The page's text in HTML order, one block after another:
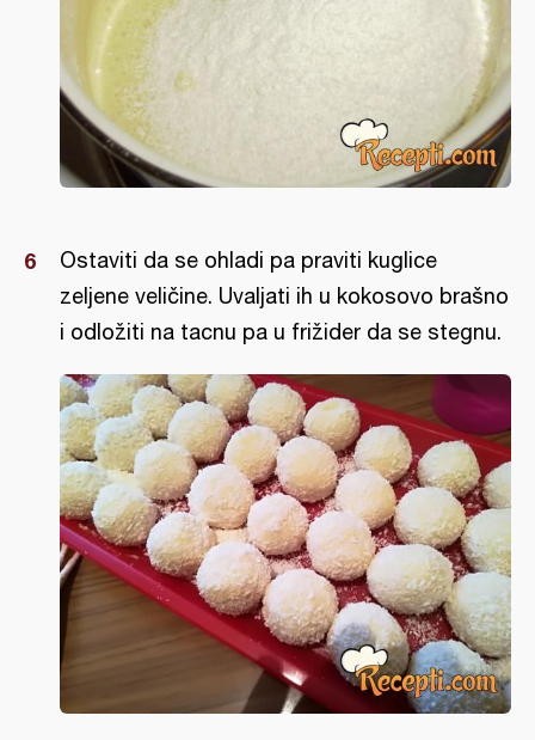
Ostaviti da se ohladi pa praviti kuglice
zeljene veličine. Uvaljati ih u kokosovo brašno
i odložiti na tacnu pa u frižider da se stegnu.